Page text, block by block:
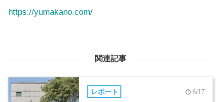
https://yumakano.com/
関連記事
レポート 6/17